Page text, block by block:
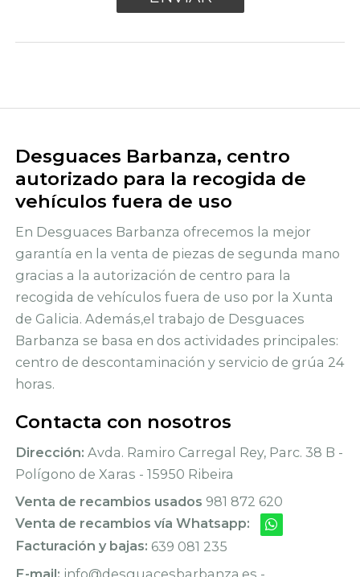
Desguaces Barbanza, centro
autorizado para la recogida de
vehículos fuera de uso
En Desguaces Barbanza ofrecemos la mejor
garantía en la venta de piezas de segunda mano
gracias a la autorización de centro para la
recogida de vehículos fuera de uso por la Xunta
de Galicia. Además,el trabajo de Desguaces
Barbanza se basa en dos actividades principales:
centro de descontaminación y servicio de grúa 24
horas.
Contacta con nosotros
Dirección: Avda. Ramiro Carregal Rey, Parc. 38 B -
Polígono de Xaras - 15950 Ribeira
Venta de recambios usados 981 872 620
Venta de recambios vía Whatsapp:
Facturación y bajas: 639 081 235
E-mail: info@desguacesbarbanza.es -